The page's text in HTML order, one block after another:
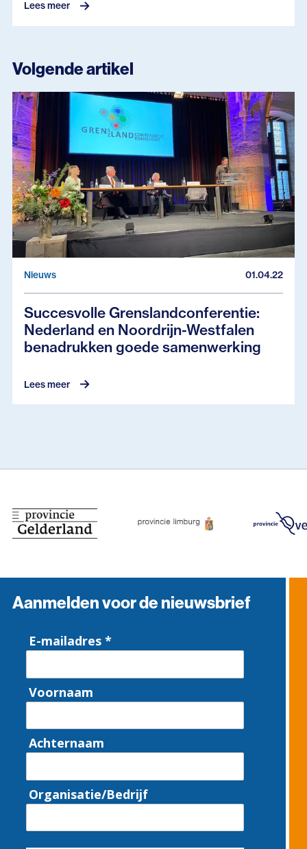
Lees meer
Volgende artikel
Nieuws 01.04.22
Succesvolle Grenslandconferentie:
Nederland en Noordrijn-Westfalen
benadrukken goede samenwerking
Lees meer
Aanmelden voor de nieuwsbrief
E-mailadres *
Voornaam
Achternaam
Organisatie/Bedrijf